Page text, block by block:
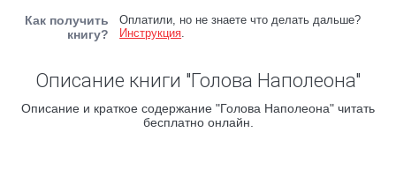
Как получить
книгу?
Оплатили, но не знаете что делать дальше?
Инструкция.
Описание книги "Голова Наполеона"
Описание и краткое содержание "Голова Наполеона" читать
бесплатно онлайн.